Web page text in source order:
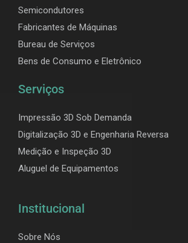
Semicondutores
Fabricantes de Máquinas
Bureau de Serviços
Bens de Consumo e Eletrônico
Serviços
Impressão 3D Sob Demanda
Digitalização 3D e Engenharia Reversa
Medição e Inspeção 3D
Aluguel de Equipamentos
Institucional
Sobre Nós